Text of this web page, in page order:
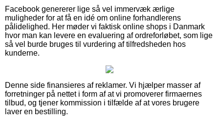
Facebook genererer lige så vel immervæk ærlige
muligheder for at få en idé om online forhandlerens
pålidelighed. Her møder vi faktisk online shops i Danmark
hvor man kan levere en evaluering af ordreforløbet, som lige
så vel burde bruges til vurdering af tilfredsheden hos
kunderne.
Denne side finansieres af reklamer. Vi hjælper masser af
forretninger på nettet i form af at vi promoverer firmaernes
tilbud, og tjener kommission i tilfælde af at vores brugere
laver en bestilling.